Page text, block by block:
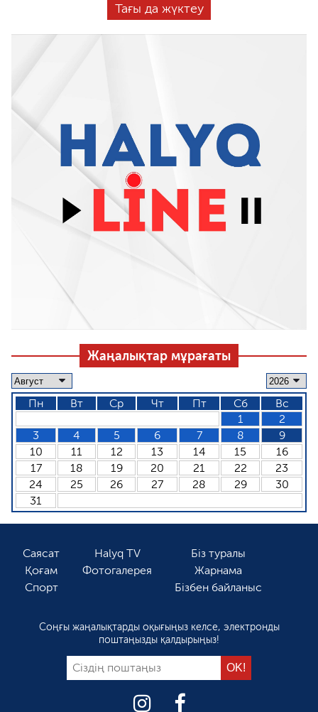
Тағы да жүктеу
Жаңалықтар мұрағаты
Пн Вт Ср Чт Пт Сб
Вс
1
2
3
4 5 6 7 8
9
10
11 12 13 14 15
16
17
18 19 20 21 22
23
24
25 26 27 28 29
30
31
Саясат
Қоғам
Спорт
Halyq TV
Фотогалерея
Біз туралы
Жарнама
Бізбен байланыс
Соңғы жаңалықтарды оқығыңыз келсе, электронды
поштаңызды қалдырыңыз!